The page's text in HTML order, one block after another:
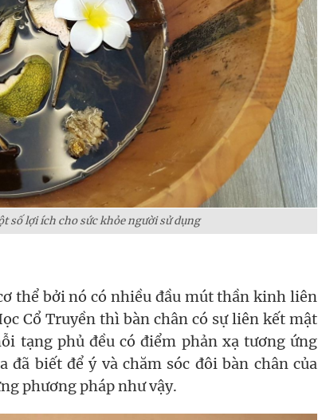
số lợi ích cho sức khỏe người sử dụng
thể bởi nó có nhiều đầu mút thần kinh liên
Cổ Truyền thì bàn chân có sự liên kết mật
tạng phủ đều có điểm phản xạ tương ứng
biết để ý và chăm sóc đôi bàn chân của
phương pháp như vậy.